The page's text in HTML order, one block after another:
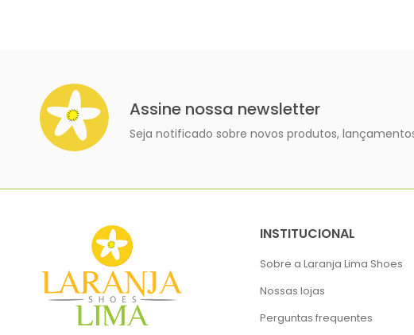
Assine nossa newsletter
Seja notificado sobre novos produtos,
INSTITUCIONAL
Sobre a Laranja Lima Shoes
Nossas lojas
Perguntas frequentes